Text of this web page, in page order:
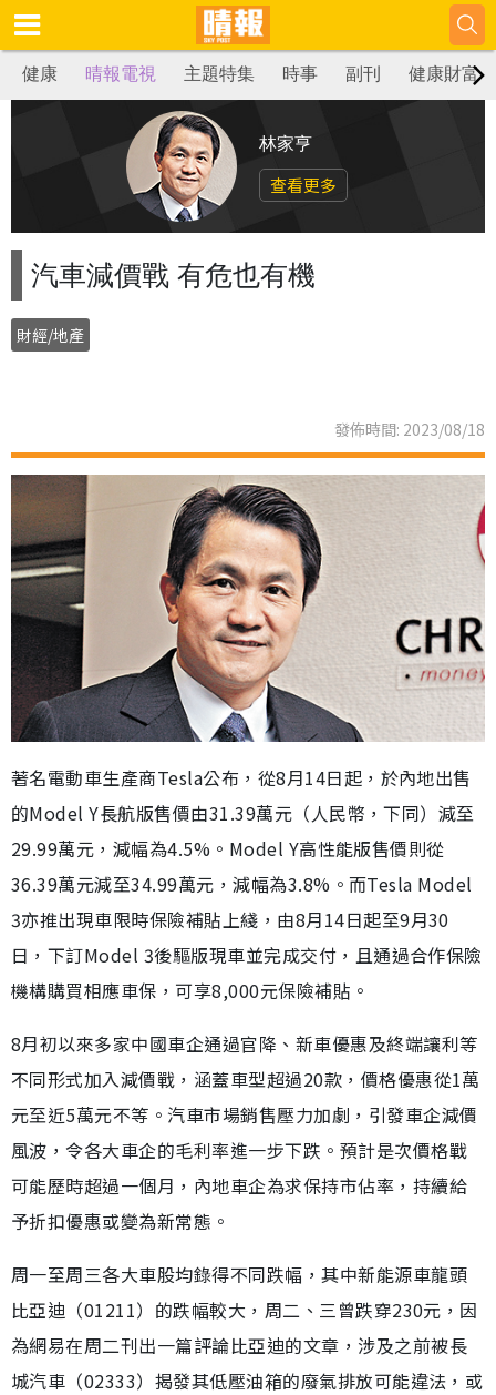
健康 晴報電視 主題特集 時事 副刊 健康財富
林家亨
查看更多
汽車減價戰 有危也有機
財經/地產
發佈時間: 2023/08/18
著名電動車生產商Tesla公布，從8月14日起，於內地出售
的Model Y長航版售價由31.39萬元（人民幣，下同）減至
29.99萬元，減幅為4.5%。Model Y高性能版售價則從
36.39萬元減至34.99萬元，減幅為3.8%。而Tesla Model
3亦推出現車限時保險補貼上綫，由8月14日起至9月30
日，下訂Model 3後驅版現車並完成交付，且通過合作保險
機構購買相應車保，可享8,000元保險補貼。
8月初以來多家中國車企通過官降、新車優惠及終端讓利等
不同形式加入減價戰，涵蓋車型超過20款，價格優惠從1萬
元至近5萬元不等。汽車市場銷售壓力加劇，引發車企減價
風波，令各大車企的毛利率進一步下跌。預計是次價格戰
可能歷時超過一個月，內地車企為求保持市佔率，持續給
予折扣優惠或變為新常態。
周一至周三各大車股均錄得不同跌幅，其中新能源車龍頭
比亞迪（01211）的跌幅較大，周二、三曾跌穿230元，因
為網易在周二刊出一篇評論比亞迪的文章，涉及之前被長
城汽車（02333）揭發其低壓油箱的廢氣排放可能違法，或